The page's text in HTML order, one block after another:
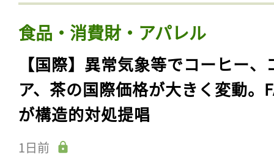
食品・消費財・アパレル
【国際】異常気象等でコーヒー、
ア、茶の国際価格が大きく変動。
が構造的対処提唱
1日前